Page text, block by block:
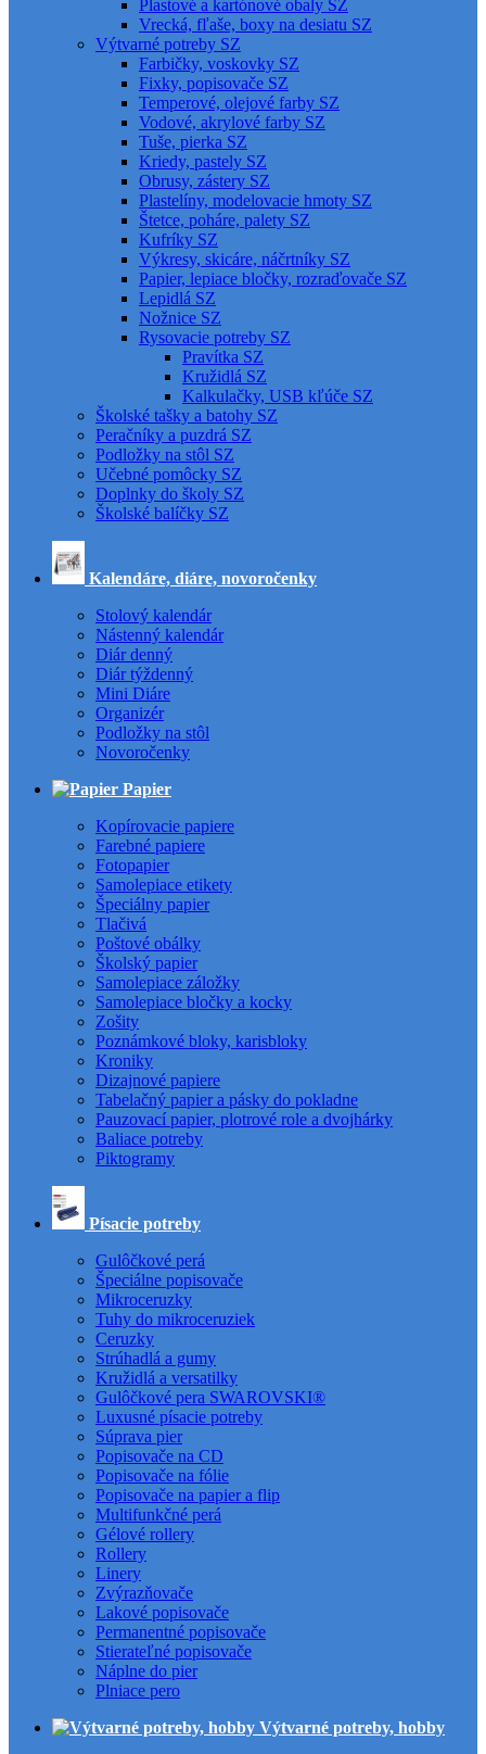
Plastové a kartónové obaly SZ
Vrecká, fľaše, boxy na desiatu SZ
Výtvarné potreby SZ
Farbičky, voskovky SZ
Fixky, popisovače SZ
Temperové, olejové farby SZ
Vodové, akrylové farby SZ
Tuše, pierka SZ
Kriedy, pastely SZ
Obrusy, zástery SZ
Plastelíny, modelovacie hmoty SZ
Štetce, poháre, palety SZ
Kufríky SZ
Výkresy, skicáre, náčrtníky SZ
Papier, lepiace bločky, rozraďovače SZ
Lepidlá SZ
Nožnice SZ
Rysovacie potreby SZ
Pravítka SZ
Kružidlá SZ
Kalkulačky, USB kľúče SZ
Školské tašky a batohy SZ
Peračníky a puzdrá SZ
Podložky na stôl SZ
Učebné pomôcky SZ
Doplnky do školy SZ
Školské balíčky SZ
Kalendáre, diáre, novoročenky
Stolový kalendár
Nástenný kalendár
Diár denný
Diár týždenný
Mini Diáre
Organizér
Podložky na stôl
Novoročenky
Papier
Kopírovacie papiere
Farebné papiere
Fotopapier
Samolepiace etikety
Špeciálny papier
Tlačivá
Poštové obálky
Školský papier
Samolepiace záložky
Samolepiace bločky a kocky
Zošity
Poznámkové bloky, karisbloky
Kroniky
Dizajnové papiere
Tabelačný papier a pásky do pokladne
Pauzovací papier, plotrové role a dvojhárky
Baliace potreby
Piktogramy
Písacie potreby
Gulôčkové perá
Špeciálne popisovače
Mikroceruzky
Tuhy do mikroceruziek
Ceruzky
Strúhadlá a gumy
Kružidlá a versatilky
Gulôčkové pera SWAROVSKI®
Luxusné písacie potreby
Súprava pier
Popisovače na CD
Popisovače na fólie
Popisovače na papier a flip
Multifunkčné perá
Gélové rollery
Rollery
Linery
Zvýrazňovače
Lakové popisovače
Permanentné popisovače
Stierateľné popisovače
Náplne do pier
Plniace pero
Výtvarné potreby, hobby